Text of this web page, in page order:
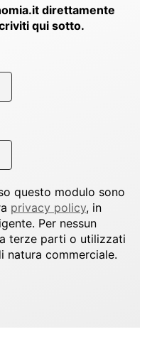
direttamente
qui sotto.
questo modulo sono
privacy policy, in
Per nessun
terze parti o utilizzati
natura commerciale.